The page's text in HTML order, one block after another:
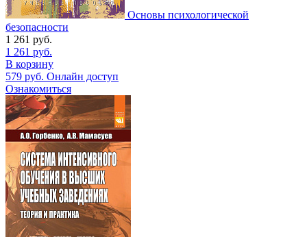
Основы психологической
безопасности
1 261 руб.
1 261 руб.
В корзину
579 руб. Онлайн доступ
Ознакомиться